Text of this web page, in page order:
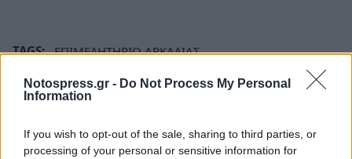
Notospress.gr - Do Not Process My Personal
Information
If you wish to opt-out of the sale, sharing to third parties, or
processing of your personal or sensitive information for
TAGS: ΕΠΙΜΕΛΗΤΗΡΙΟ ΑΡΚΑΔΙΑΣ
ΠΡΟΓΡΑΜΜΑ ΑΠΟΛΙΓΝΙΤΟΠΟΙΗΣΗΣ
ΑΡΚΑΔΙΑ
ΜΕΓΑΛΟΠΟΛΗ
ΓΙΑΝΝΗΣ ΤΡΟΥΠΗΣ